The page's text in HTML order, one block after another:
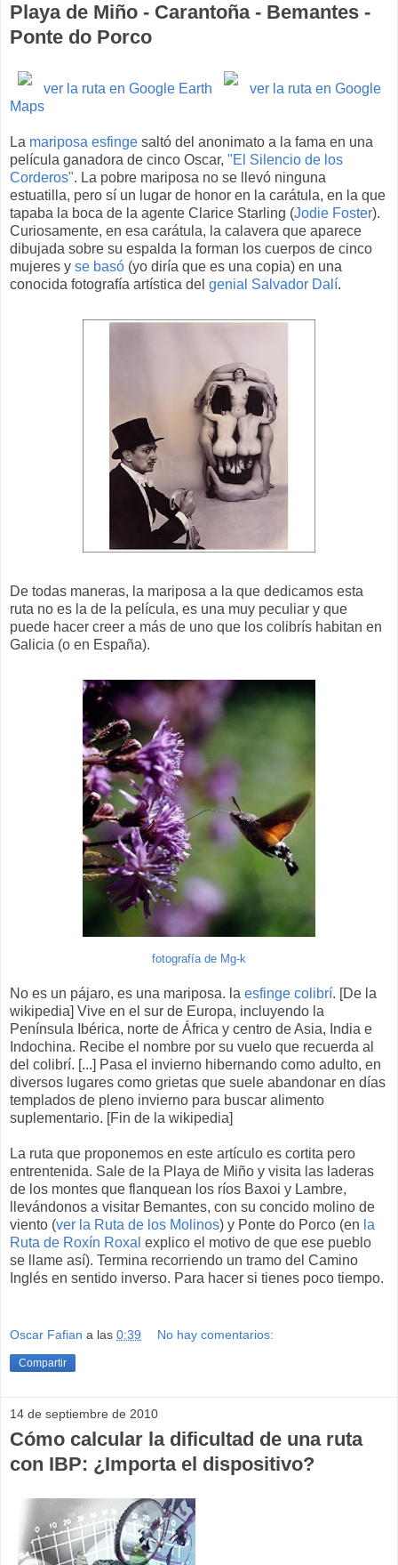
Playa de Miño - Carantoña - Bemantes -
Ponte do Porco
ver la ruta en Google Earth
ver la ruta en Google
Maps
La mariposa esfinge saltó del anonimato a la fama en una
película ganadora de cinco Oscar, "El Silencio de los
Corderos". La pobre mariposa no se llevó ninguna
estuatilla, pero sí un lugar de honor en la carátula, en la que
tapaba la boca de la agente Clarice Starling (Jodie Foster).
Curiosamente, en esa carátula, la calavera que aparece
dibujada sobre su espalda la forman los cuerpos de cinco
mujeres y se basó (yo diría que es una copia) en una
conocida fotografía artística del genial Salvador Dalí.
De todas maneras, la mariposa a la que dedicamos esta
ruta no es la de la película, es una muy peculiar y que
puede hacer creer a más de uno que los colibrís habitan en
Galicia (o en España).
fotografía de Mg-k
No es un pájaro, es una mariposa. la esfinge colibrí. [De la
wikipedia] Vive en el sur de Europa, incluyendo la
Península Ibérica, norte de África y centro de Asia, India e
Indochina. Recibe el nombre por su vuelo que recuerda al
del colibrí. [...] Pasa el invierno hibernando como adulto, en
diversos lugares como grietas que suele abandonar en días
templados de pleno invierno para buscar alimento
suplementario. [Fin de la wikipedia]
La ruta que proponemos en este artículo es cortita pero
entrentenida. Sale de la Playa de Miño y visita las laderas
de los montes que flanquean los ríos Baxoi y Lambre,
llevándonos a visitar Bemantes, con su concido molino de
viento (ver la Ruta de los Molinos) y Ponte do Porco (en la
Ruta de Roxín Roxal explico el motivo de que ese pueblo
se llame así). Termina recorriendo un tramo del Camino
Inglés en sentido inverso. Para hacer si tienes poco tiempo.
Oscar Fafian a las 0:39 No hay comentarios:
Compartir
14 de septiembre de 2010
Cómo calcular la dificultad de una ruta
con IBP: ¿Importa el dispositivo?